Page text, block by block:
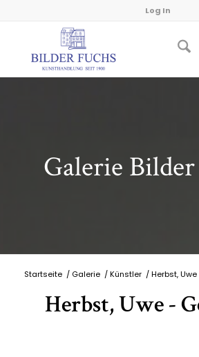
Log In
Galerie
Startseite / Galerie / Künstler / Herbst,
Herbst, Uwe -